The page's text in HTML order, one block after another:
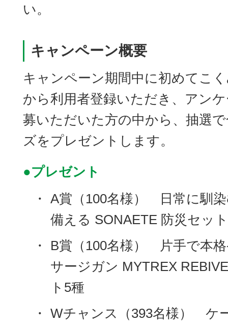
い。
キャンペーン概要
キャンペーン期間中に初めてこ
から利用者登録いただき、アン
募いただいた方の中から、抽選
ズをプレゼントします。
●プレゼント
・ A賞（100名様） 日常に馴
備える SONAETE 防災セッ
・
B賞（100名様） 片手で本
サージガン MYTREX
ト5種
・ Wチャンス（393名様） ケ